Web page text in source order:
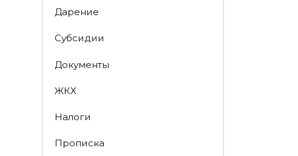
Дарение
Субсидии
Документы
ЖКХ
Налоги
Прописка